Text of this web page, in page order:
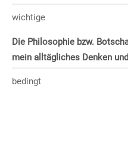
wichtige
Die Philosophie bzw.
mein alltägliches Denken
bedingt